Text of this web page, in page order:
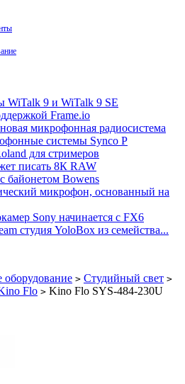
WiTalk 9 и WiTalk 9 SE
Frame.io
микрофонная радиосистема
системы Synco P
для стримеров
писать 8К RAW
байонетом Bowens
микрофон, основанный на
Sony начинается с FX6
студия YoloBox из семейства...
оборудование > Студийный свет >
Flo > Kino Flo SYS-484-230U